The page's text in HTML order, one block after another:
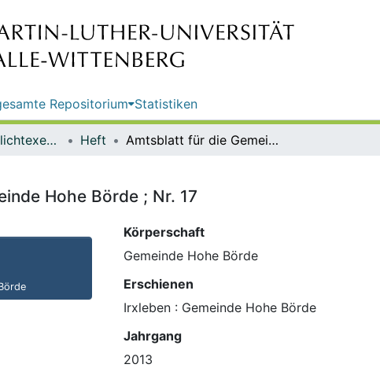
Repositorium Statistiken
Elektronische Pflichtexemplare Heft Amtsblatt für die Gemeinde Hohe Börde ; Nr. 17
Hohe Börde ; Nr. 17
Körperschaft
Gemeinde Hohe Börde
Erschienen
Irxleben : Gemeinde Hohe Börde
Jahrgang
2013